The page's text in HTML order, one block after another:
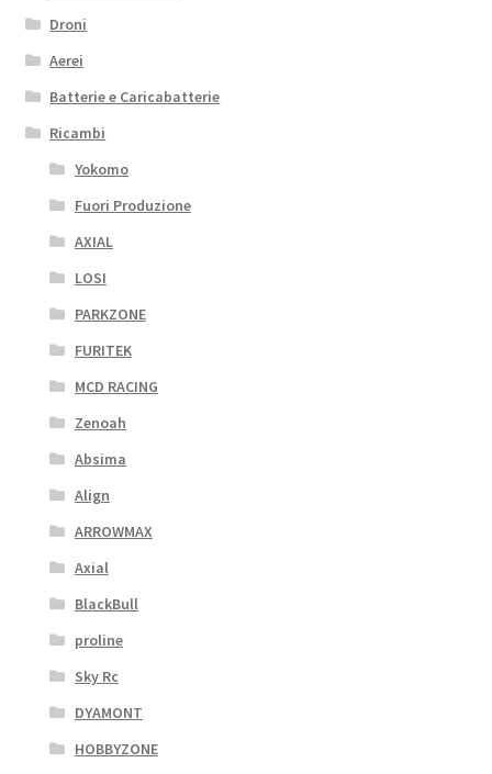
Droni
Aerei
Batterie e Caricabatterie
Ricambi
Yokomo
Fuori Produzione
AXIAL
LOSI
PARKZONE
FURITEK
MCD RACING
Zenoah
Absima
Align
ARROWMAX
Axial
BlackBull
proline
Sky Rc
DYAMONT
HOBBYZONE